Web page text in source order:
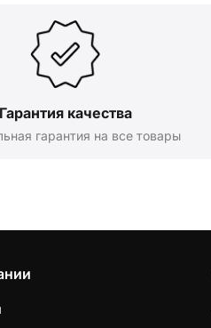
Гарантия качества
гарантия на все товары